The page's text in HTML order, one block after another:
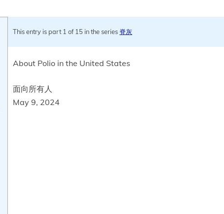
This entry is part 1 of 15 in the series脊灰
About Polio in the United States
面向所有人
May 9, 2024